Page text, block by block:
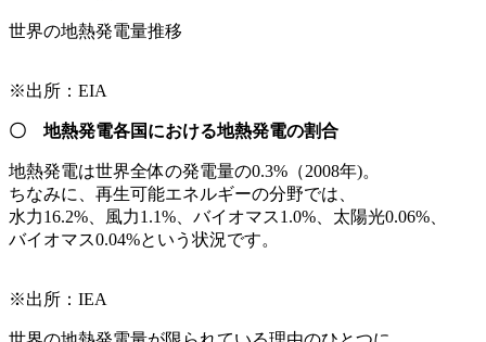
世界の地熱発電量推移
※出所：EIA
〇 地熱発電各国における地熱発電の割合
地熱発電は世界全体の発電量の0.3%（2008年)。
ちなみに、再生可能エネルギーの分野では、
水力16.2%、風力1.1%、バイオマス1.0%、太陽光0.06%、
バイオマス0.04%という状況です。
※出所：IEA